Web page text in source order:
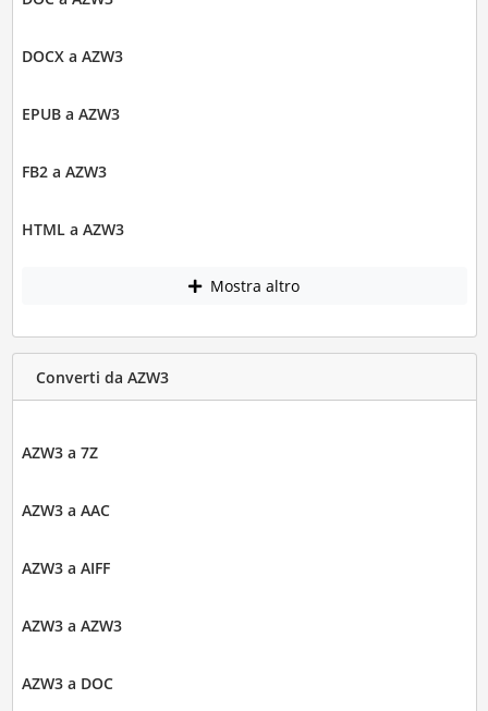
DOCX a AZW3
EPUB a AZW3
FB2 a AZW3
HTML a AZW3
Mostra altro
Converti da AZW3
AZW3 a 7Z
AZW3 a AAC
AZW3 a AIFF
AZW3 a AZW3
AZW3 a DOC